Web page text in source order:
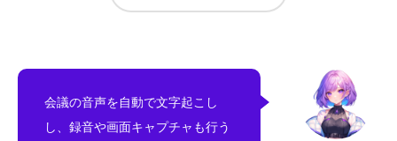
会議の音声を自動で文字起こし
し、録音や画面キャプチャも行う